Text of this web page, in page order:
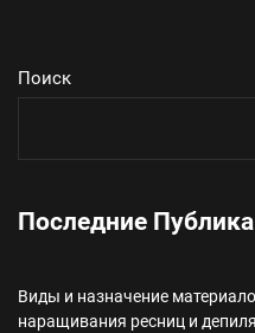
Поиск
Последние
Виды и назначение
наращивания ресниц и